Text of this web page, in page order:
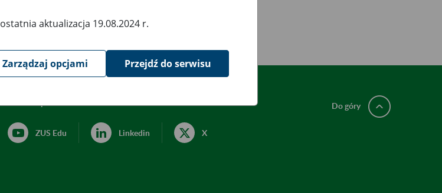
ZUS Edu Linkedin X
Do góry
ostatnia aktualizacja 19.08.2024 r.
Zarządzaj opcjami Przejdź do serwisu